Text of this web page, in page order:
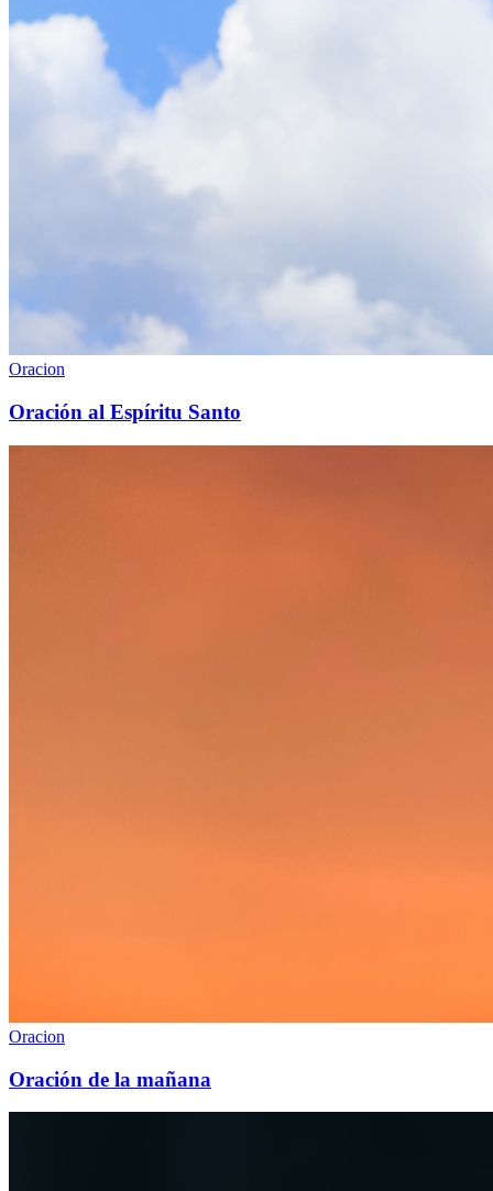
Oracion
Oración al Espíritu Santo
Oracion
Oración de la mañana